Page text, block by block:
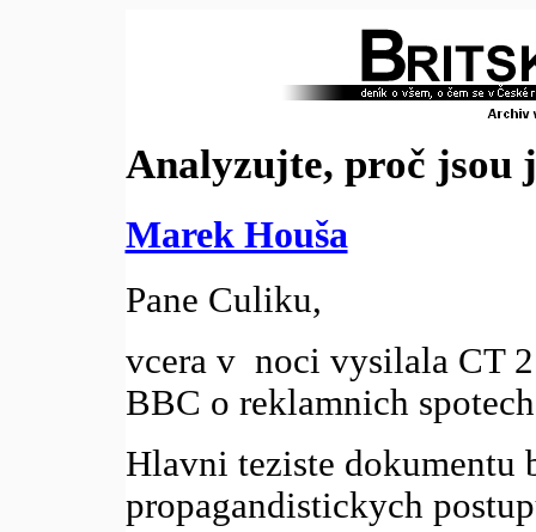
Analyzujte, proč jsou
Marek Houša
Pane Culiku,
vcera v noci vysilala CT
BBC o reklamnich
Hlavni teziste dokumentu
propagandistickych